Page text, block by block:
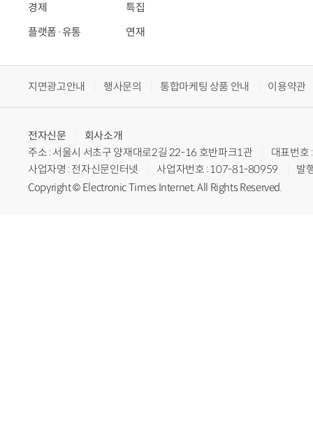
경제
플랫폼·유통
특집
연재
지면광고안내 행사문의 통합마케팅 상품 안내 이용약관
전자신문
회사소개
주소 : 서울시 서초구 양재대로2길 22-16 호반파크1관
대표번
사업자명 : 전자신문인터넷
사업자번호 : 107-81-80959
발
Copyright © Electronic Times Internet. All Rights Reserved.